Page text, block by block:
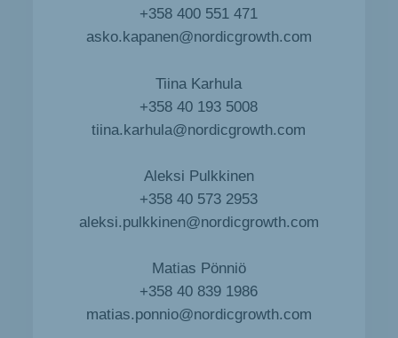
+358 400 551 471
asko.kapanen@nordicgrowth.com
Tiina Karhula
+358 40 193 5008
tiina.karhula@nordicgrowth.com
Aleksi Pulkkinen
+358 40 573 2953
aleksi.pulkkinen@nordicgrowth.com
Matias Pönniö
+358 40 839 1986
matias.ponnio@nordicgrowth.com